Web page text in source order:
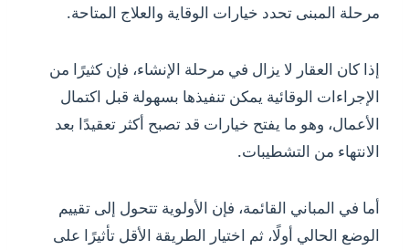
مرحلة المبنى تحدد خيارات الوقاية والعلاج المتاحة.
إذا كان العقار لا يزال في مرحلة الإنشاء، فإن كثيرًا من
الإجراءات الوقائية يمكن تنفيذها بسهولة قبل اكتمال
الأعمال، وهو ما يفتح خيارات قد تصبح أكثر تعقيدًا بعد
الانتهاء من التشطيبات.
أما في المباني القائمة، فإن الأولوية تتحول إلى تقييم
الوضع الحالي أولًا، ثم اختيار الطريقة الأقل تأثيرًا على